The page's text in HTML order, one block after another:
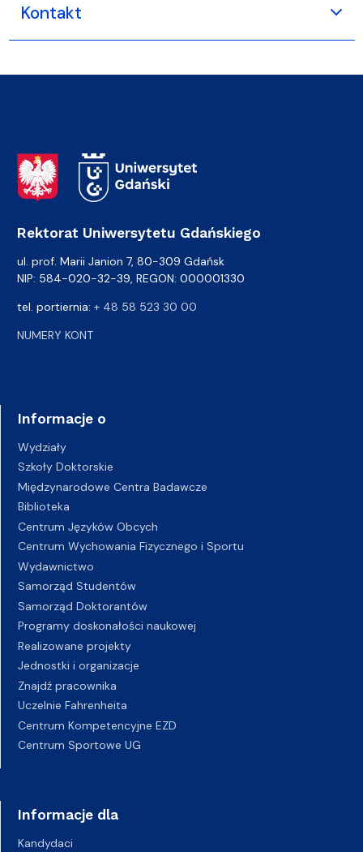
Kontakt
Adres Rektoratu
Rektorat Uniwersytetu Gdańskiego
ul. prof. Marii Janion 7, 80-309 Gdańsk
NIP: 584-020-32-39, REGON: 000001330
tel. portiernia: + 48 58 523 30 00
NUMERY KONT
Informacje o
Wydziały
Szkoły Doktorskie
Międzynarodowe Centra Badawcze
Biblioteka
Centrum Języków Obcych
Centrum Wychowania Fizycznego i Sportu
Wydawnictwo
Samorząd Studentów
Samorząd Doktorantów
Programy doskonałości naukowej
Realizowane projekty
Jednostki i organizacje
Znajdź pracownika
Uczelnie Fahrenheita
Centrum Kompetencyjne EZD
Centrum Sportowe UG
Informacje dla
Kandydaci